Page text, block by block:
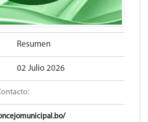
Resumen
02 Julio 2026